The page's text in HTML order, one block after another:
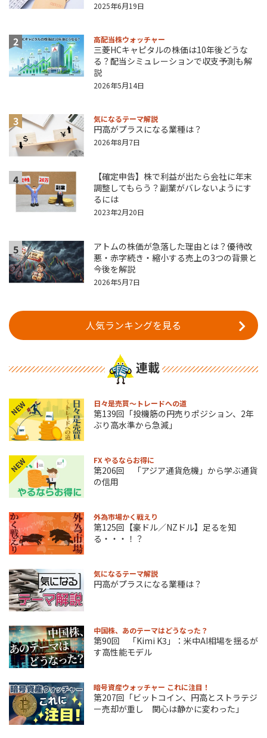
2025年6月19日
2 高配当株ウォッチャー
三菱HCキャピタルの株価は10年後どうな
る？配当シミュレーションで収支予測も解
説
2026年5月14日
3 気になるテーマ解説
円高がプラスになる業種は？
2026年8月7日
4
【確定申告】株で利益が出たら会社に年末
調整してもらう？副業がバレないようにす
るには
2023年2月20日
5
アトムの株価が急落した理由とは？優待改
悪・赤字続き・縮小する売上の3つの背景と
今後を解説
2026年5月7日
人気ランキングを見る
連載
NEW 日々是売買～トレードへの道
第139回「投機筋の円売りポジション、2年
ぶり高水準から急減」
NEW FX やるならお得に
第206回 「アジア通貨危機」から学ぶ通貨
の信用
外為市場かく戦えり
第125回【豪ドル／NZドル】足るを知
る・・・！？
気になるテーマ解説
円高がプラスになる業種は？
中国株、あのテーマはどうなった？
第90回 「Kimi K3」：米中AI相場を揺るが
す高性能モデル
暗号資産ウォッチャー これに注目！
第207回「ビットコイン、円高とストラテジ
ー売却が重し 関心は静かに変わった」